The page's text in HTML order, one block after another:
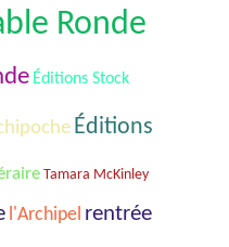
Ronde
Éditions Stock
Éditions
Tamara McKinley
l'Archipel rentrée